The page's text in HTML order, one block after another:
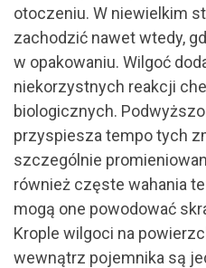
otoczeniu. W niewielkim
zachodzić nawet wtedy,
w opakowaniu. Wilgoć
niekorzystnych reakcji
biologicznych.
przyspiesza tempo tych
szczególnie
również częste wahania
mogą one powodować
Krople wilgoci na
wewnątrz pojemnika są